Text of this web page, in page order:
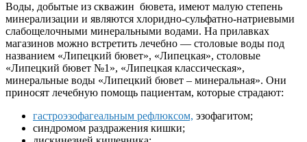
Воды, добытые из скважин бювета, имеют малую степень
минерализации и являются хлоридно-сульфатно-натриевыми
слабощелочными минеральными водами. На прилавках
магазинов можно встретить лечебно — столовые воды под
названием «Липецкий бювет», «Липецкая», столовые
«Липецкий бювет №1», «Липецкая классическая»,
минеральные воды «Липецкий бювет – минеральная». Они
приносят лечебную помощь пациентам, которые страдают:
гастроэзофагеальным рефлюксом, эзофагитом;
синдромом раздражения кишки;